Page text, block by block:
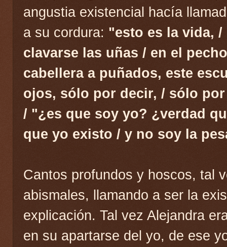
angustia existencial hacía
a su cordura: "esto es la vida,
clavarse las uñas / en el
cabellera a puñados, este
ojos, sólo por decir, / sólo
/ "¿es que soy yo? ¿verdad
que yo existo / y no soy la
Cantos profundos y hoscos, tal
abismales, llamando a ser la
explicación. Tal vez Alejandra
en su apartarse del yo, de ese